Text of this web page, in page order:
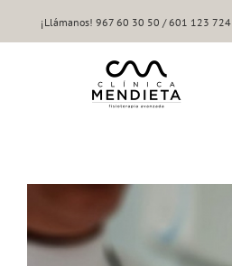
contenido
¡Llámanos! 967 60 30 50 / 601 123 724